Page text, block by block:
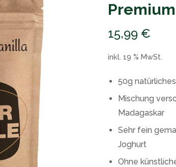
Premium
15,99 €
inkl. 19 % MwSt.
50g
Mischung
Madagaskar
Sehr fein
Joghurt
Ohne